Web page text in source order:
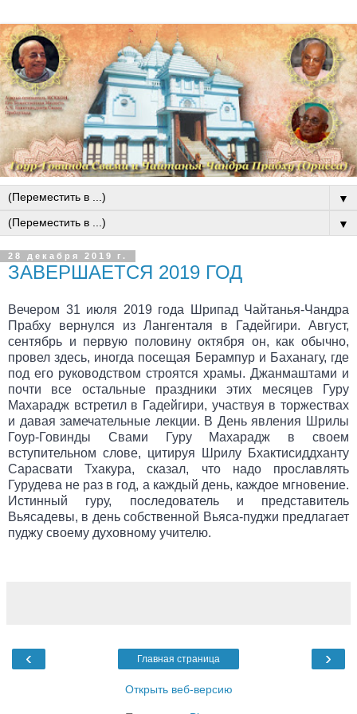
▼
▼
28 декабря 2019 г.
ЗАВЕРШАЕТСЯ 2019 ГОД
Вечером 31 июля 2019 года Шрипад Чайтанья-Чандра
Прабху вернулся из Лангенталя в Гадейгири. Август,
сентябрь и первую половину октября он, как обычно,
провел здесь, иногда посещая Берампур и Баханагу, где
под его руководством строятся храмы. Джанмаштами и
почти все остальные праздники этих месяцев Гуру
Махарадж встретил в Гадейгири, участвуя в торжествах
и давая замечательные лекции. В День явления Шрилы
Гоур-Говинды Свами Гуру Махарадж в своем
вступительном слове, цитируя Шрилу Бхактисиддханту
Сарасвати Тхакура, сказал, что надо прославлять
Гурудева не раз в год, а каждый день, каждое мгновение.
Истинный гуру, последователь и представитель
Вьясадевы, в день собственной Вьяса-пуджи предлагает
пуджу своему духовному учителю.
‹ ›
Главная страница
Открыть веб-версию